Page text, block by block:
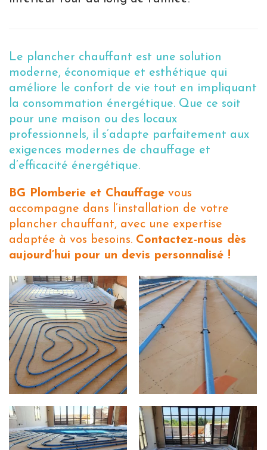
Le plancher chauffant est une solution
moderne, économique et esthétique qui
améliore le confort de vie tout en impliquant
la consommation énergétique. Que ce soit
pour une maison ou des locaux
professionnels, il s’adapte parfaitement aux
exigences modernes de chauffage et
d’efficacité énergétique.
BG Plomberie et Chauffage vous
accompagne dans l’installation de votre
plancher chauffant, avec une expertise
adaptée à vos besoins. Contactez-nous dès
aujourd’hui pour un devis personnalisé !